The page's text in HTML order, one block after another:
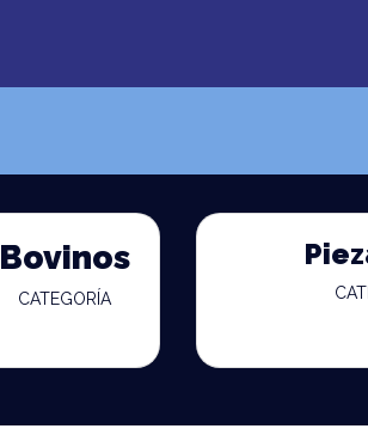
Bovinos
CATEGORÍA